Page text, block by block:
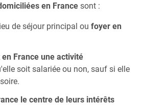
en France sont :
de séjour principal ou foyer en
France une activité
soit salariée ou non, sauf si elle
le centre de leurs intérêts